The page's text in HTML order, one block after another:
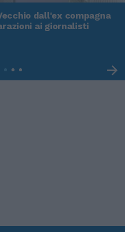
dall'ex compagna
ai giornalisti